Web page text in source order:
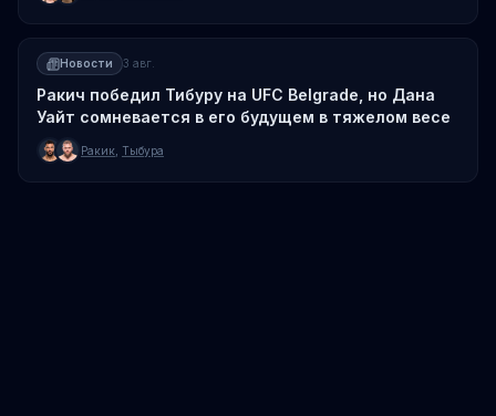
Новости 3 авг.
Ракич победил Тибуру на UFC Belgrade, но Дана
Уайт сомневается в его будущем в тяжелом весе
Ракик Тыбура